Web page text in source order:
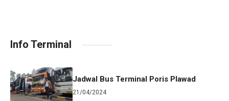
Info Terminal
Jadwal Bus Terminal Poris Plawad
21/04/2024